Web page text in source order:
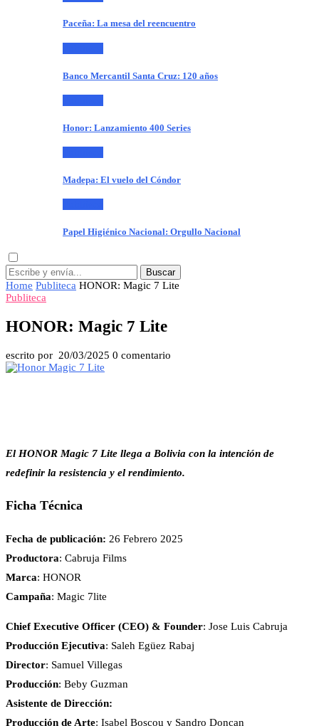
Paceña: La mesa del reencuentro
Banco Mercantil Santa Cruz: 120 años
Honor: Lanzamiento 400 Series
Madepa: El vuelo del Cóndor
Papel Higiénico Nacional: Orgullo Nacional
Buscar
Home Publiteca HONOR: Magic 7 Lite
Publiteca
HONOR: Magic 7 Lite
escrito por 20/03/2025 0 comentario
El HONOR Magic 7 Lite llega a Bolivia con la intención de
redefinir la resistencia y el rendimiento.
Ficha Técnica
Fecha de publicación: 26 Febrero 2025
Productora: Cabruja Films
Marca: HONOR
Campaña: Magic 7lite
Chief Executive Officer (CEO) & Founder: Jose Luis Cabruja
Producción Ejecutiva: Saleh Egüez Rabaj
Director: Samuel Villegas
Producción: Beby Guzman
Asistente de Dirección:
Producción de Arte: Isabel Boscou y Sandro Doncan